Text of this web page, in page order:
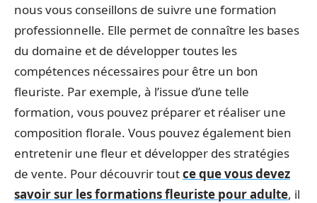
nous vous conseillons de suivre une formation
professionnelle. Elle permet de connaître les bases
du domaine et de développer toutes les
compétences nécessaires pour être un bon
fleuriste. Par exemple, à l’issue d’une telle
formation, vous pouvez préparer et réaliser une
composition florale. Vous pouvez également bien
entretenir une fleur et développer des stratégies
de vente. Pour découvrir toutce que vous devez
savoir sur les formations fleuriste pour adulte, il